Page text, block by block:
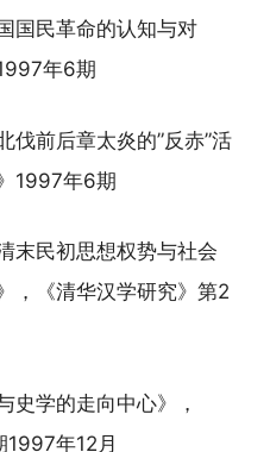
国民革命的认知与对
年6期
伐前后章太炎的”反赤”活
1997年6期
末民初思想权势与社会
，《清华汉学研究》第2
史学的走向中心》，
1997年12月